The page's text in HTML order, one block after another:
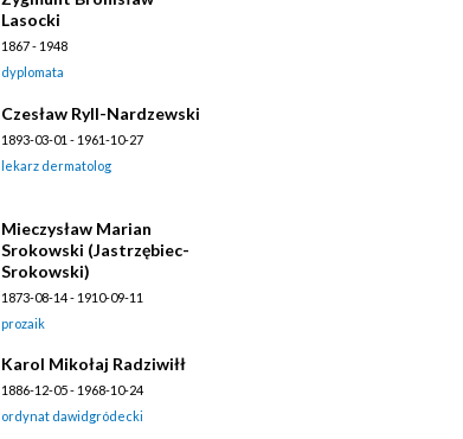
Lasocki
1867 - 1948
dyplomata
Czesław Ryll-Nardzewski
1893-03-01 - 1961-10-27
lekarz dermatolog
Mieczysław Marian
Srokowski (Jastrzębiec-
Srokowski)
1873-08-14 - 1910-09-11
prozaik
Karol Mikołaj Radziwiłł
1886-12-05 - 1968-10-24
ordynat dawidgródecki